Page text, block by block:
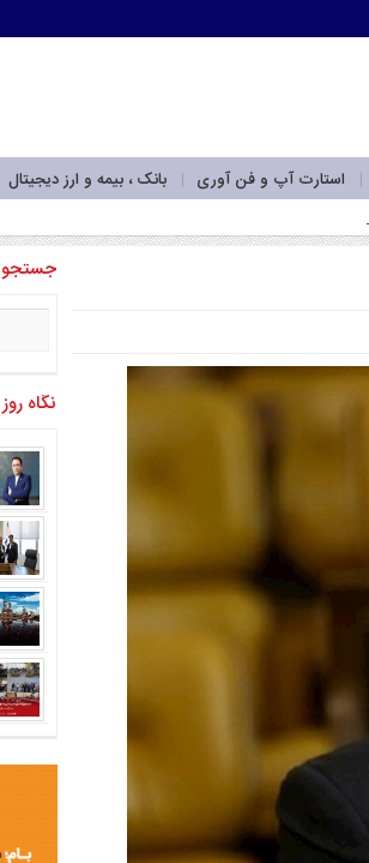
استارت آپ و فن آوری بانک ، بیمه و ارز دیجیتال
جستجو
نگاه روز